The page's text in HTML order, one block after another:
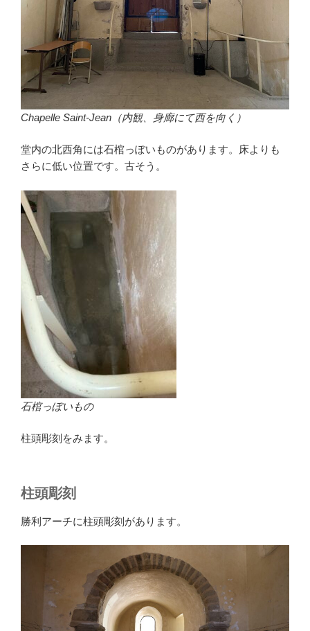
Chapelle Saint-Jean（内観、身廊にて西を向く）
堂内の北西角には石棺っぽいものがあります。床よりも
さらに低い位置です。古そう。
石棺っぽいもの
柱頭彫刻をみます。
柱頭彫刻
勝利アーチに柱頭彫刻があります。